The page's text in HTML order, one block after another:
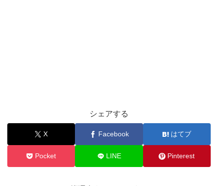
シェアする
X Facebook はてブ
Pocket LINE Pinterest